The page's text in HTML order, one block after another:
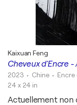
Cheveux d'Encre -
Kaixuan Feng
2023 • Chine • Encre
24 x 24 in
Actuellement non